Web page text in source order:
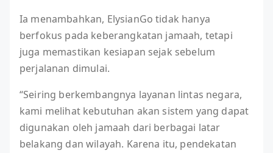
Ia menambahkan, ElysianGo tidak hanya
berfokus pada keberangkatan jamaah, tetapi
juga memastikan kesiapan sejak sebelum
perjalanan dimulai.
“Seiring berkembangnya layanan lintas negara,
kami melihat kebutuhan akan sistem yang dapat
digunakan oleh jamaah dari berbagai latar
belakang dan wilayah. Karena itu, pendekatan